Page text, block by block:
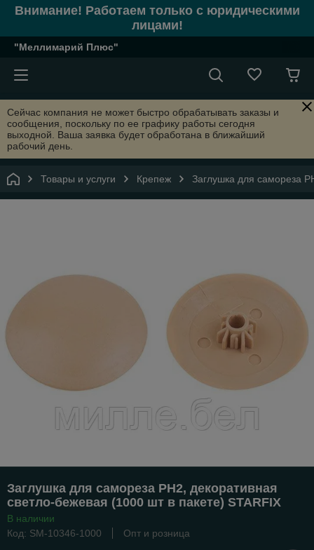
Внимание! Работаем только с юридическими
лицами!
"Меллимарий Плюс"
Сейчас компания не может быстро обрабатывать заказы и
сообщения, поскольку по ее графику работы сегодня
выходной. Ваша заявка будет обработана в ближайший
рабочий день.
Товары и услуги Крепеж Заглушка для самореза
Заглушка для самореза PH2, декоративная
светло-бежевая (1000 шт в пакете) STARFIX
В наличии
Код: SM-10346-1000
Опт и розница